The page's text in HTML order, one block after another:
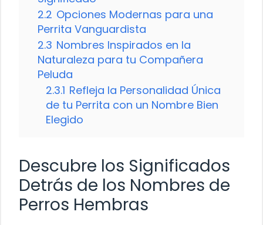
2.2 Opciones Modernas para una
Perrita Vanguardista
2.3 Nombres Inspirados en la
Naturaleza para tu Compañera
Peluda
2.3.1 Refleja la Personalidad Única
de tu Perrita con un Nombre Bien
Elegido
Descubre los Significados
Detrás de los Nombres de
Perros Hembras